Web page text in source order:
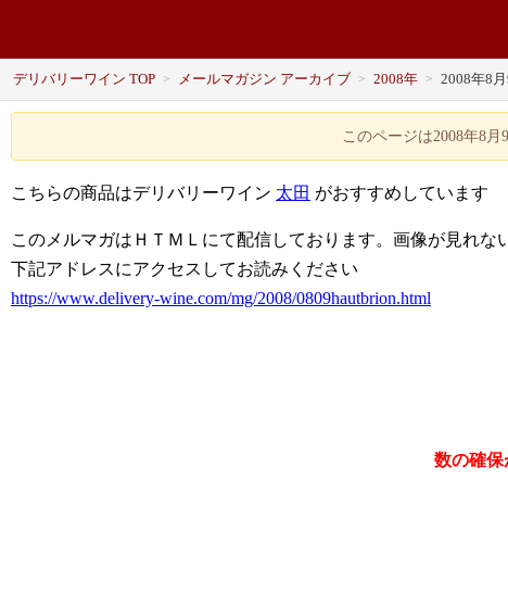
デリバリーワイン TOP > メールマガジン アーカイブ > 2008年 > 2008年8
このページは2008年8
こちらの商品はデリバリーワイン 太田 がおすすめしています
このメルマガはＨＴＭＬにて配信しております。画像が見れな
下記アドレスにアクセスしてお読みください
https://www.delivery-wine.com/mg/2008/0809hautbrion.html
数の確保